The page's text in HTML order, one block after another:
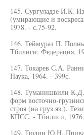
145. Сургуладзе И.К.
(умирающие и
1978. - с.75-92.
146. Теймураз П.
Тбилиси: Федерация,
147. Токарев С.А.
Наука, 1964. - 399с.
148. Туманишвили К.Д.
форм восточно-
строя (на груз.яз.).
КПСС. - Тбилиси,
149. Тюлин